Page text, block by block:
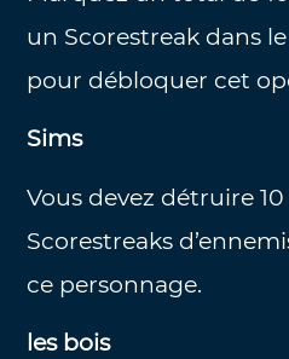
un Scorestreak dans
pour débloquer cet
Sims
Vous devez détruire
Scorestreaks
ce personnage.
les bois